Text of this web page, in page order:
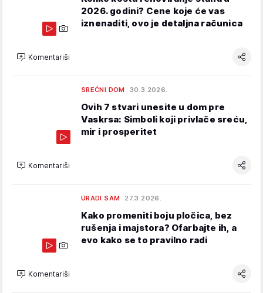
2026. godini? Cene koje će vas
iznenaditi, ovo je detaljna računica
Komentariši
SREĆNI DOM 30.3.2026.
Ovih 7 stvari unesite u dom pre
Vaskrsa: Simboli koji privlače sreću,
mir i prosperitet
Komentariši
URADI SAM 27.3.2026.
Kako promeniti boju pločica, bez
rušenja i majstora? Ofarbajte ih, a
evo kako se to pravilno radi
Komentariši